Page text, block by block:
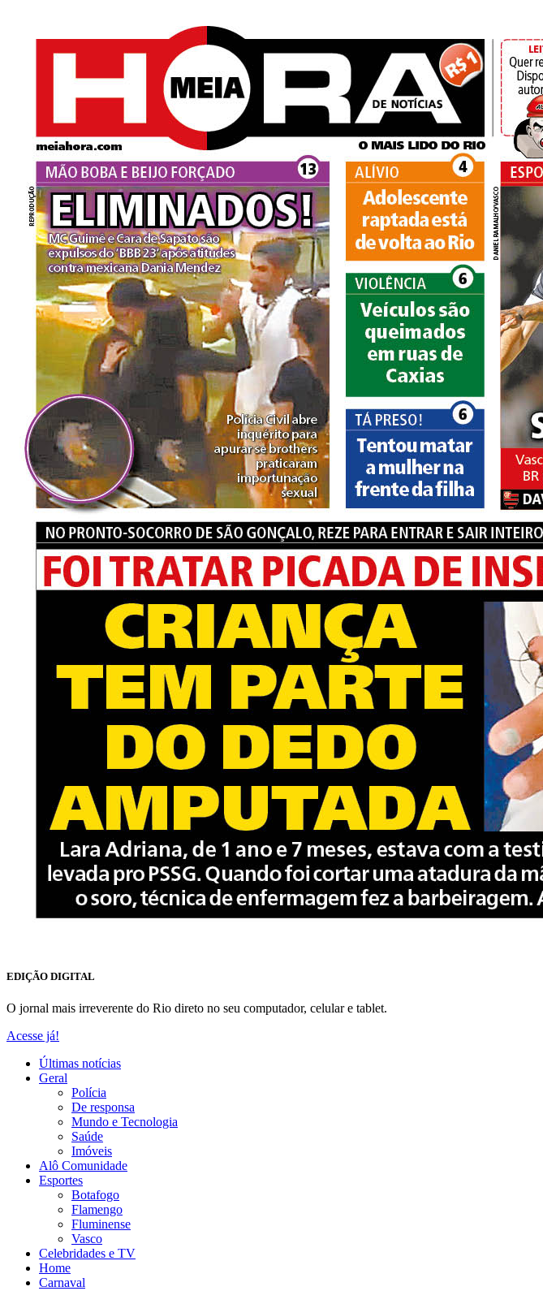
EDIÇÃO DIGITAL
O jornal mais irreverente do Rio direto no seu computador, celular e tablet.
Acesse já!
Últimas notícias
Geral
Polícia
De responsa
Mundo e Tecnologia
Saúde
Imóveis
Alô Comunidade
Esportes
Botafogo
Flamengo
Fluminense
Vasco
Celebridades e TV
Home
Carnaval